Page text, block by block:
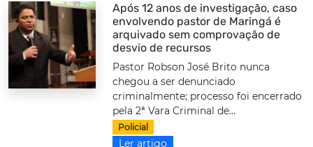
Após 12 anos de investigação, caso
envolvendo pastor de Maringá é
arquivado sem comprovação de
desvio de recursos
Pastor Robson José Brito nunca
chegou a ser denunciado
criminalmente; processo foi encerrado
pela 2ª Vara Criminal de...
Policial
Ler artigo